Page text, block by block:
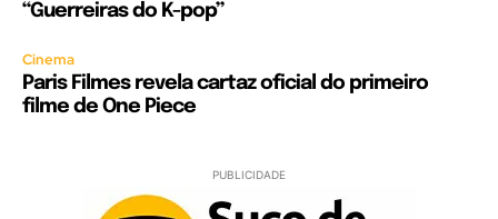
“Guerreiras do K-pop”
Cinema
Paris Filmes revela cartaz oficial do primeiro
filme de One Piece
PUBLICIDADE